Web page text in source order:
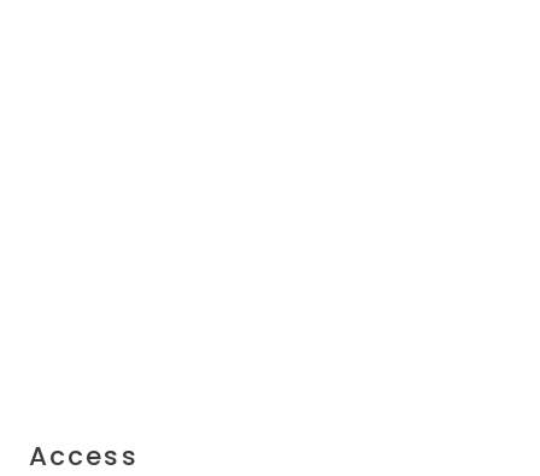
Access